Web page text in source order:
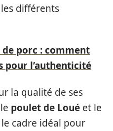
différents
de porc : comment
pour l’authenticité
la qualité de ses
poulet de Loué et le
cadre idéal pour